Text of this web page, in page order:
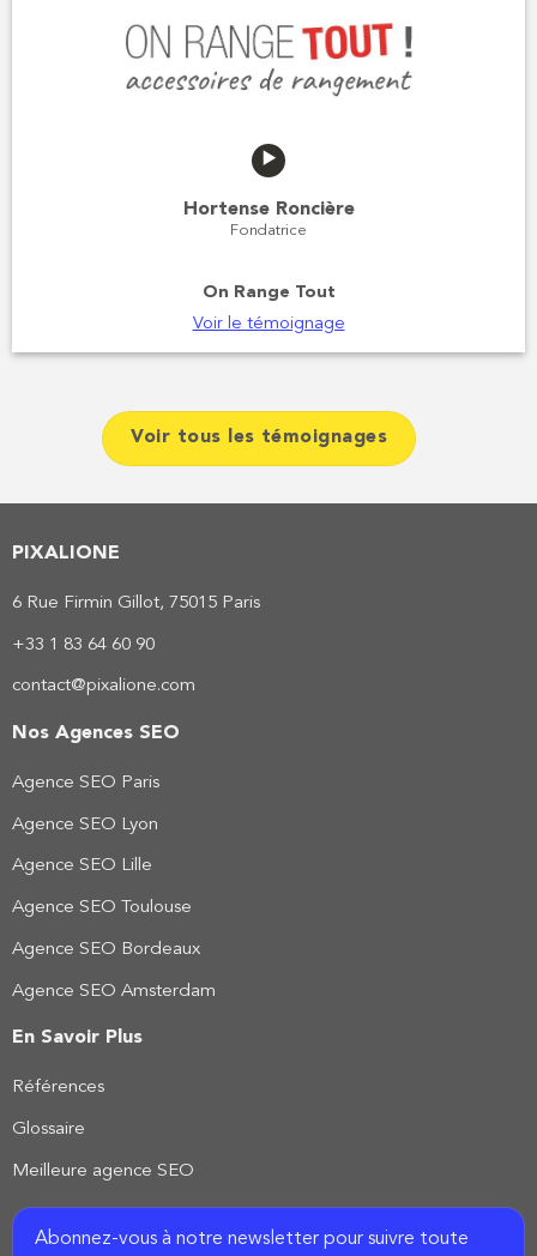
Hortense Roncière
Fondatrice
On Range Tout
Voir le témoignage
Voir tous les témoignages
PIXALIONE
6 Rue Firmin Gillot, 75015 Paris
+33 1 83 64 60 90
contact@pixalione.com
Nos Agences SEO
Agence SEO Paris
Agence SEO Lyon
Agence SEO Lille
Agence SEO Toulouse
Agence SEO Bordeaux
Agence SEO Amsterdam
En Savoir Plus
Références
Glossaire
Meilleure agence SEO
Abonnez-vous à notre newsletter pour suivre toute